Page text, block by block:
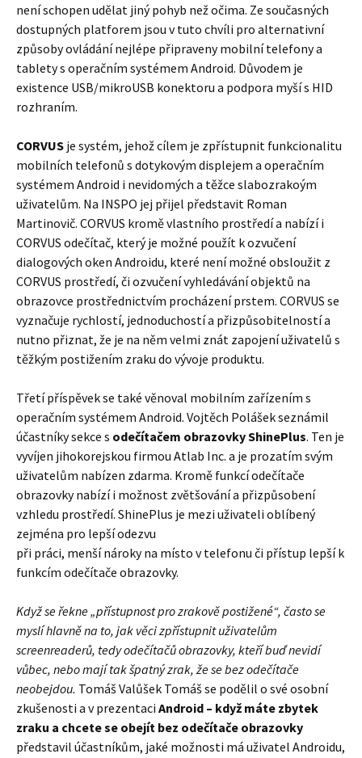
není schopen udělat jiný pohyb než očima. Ze současných
dostupných platforem jsou v tuto chvíli pro alternativní
způsoby ovládání nejlépe připraveny mobilní telefony a
tablety s operačním systémem Android. Důvodem je
existence USB/mikroUSB konektoru a podpora myší s HID
rozhraním.
CORVUS je systém, jehož cílem je zpřístupnit funkcionalitu
mobilních telefonů s dotykovým displejem a operačním
systémem Android i nevidomých a těžce slabozrakoým
uživatelům. Na INSPO jej přijel představit Roman
Martinovič. CORVUS kromě vlastního prostředí a nabízí i
CORVUS odečítač, který je možné použít k ozvučení
dialogových oken Androidu, které není možné obsloužit z
CORVUS prostředí, či ozvučení vyhledávání objektů na
obrazovce prostřednictvím procházení prstem. CORVUS se
vyznačuje rychlostí, jednoduchostí a přizpůsobitelností a
nutno přiznat, že je na něm velmi znát zapojení uživatelů s
těžkým postižením zraku do vývoje produktu.
Třetí příspěvek se také věnoval mobilním zařízením s
operačním systémem Android. Vojtěch Polášek seznámil
účastníky sekce s odečítačem obrazovky ShinePlus. Ten je
vyvíjen jihokorejskou firmou Atlab Inc. a je prozatím svým
uživatelům nabízen zdarma. Kromě funkcí odečítače
obrazovky nabízí i možnost zvětšování a přizpůsobení
vzhledu prostředí. ShinePlus je mezi uživateli oblíbený
zejména pro lepší odezvu
při práci, menší nároky na místo v telefonu či přístup lepší k
funkcím odečítače obrazovky.
Když se řekne „přístupnost pro zrakově postižené“, často se
myslí hlavně na to, jak věci zpřístupnit uživatelům
screenreaderů, tedy odečítačů obrazovky, kteří buď nevidí
vůbec, nebo mají tak špatný zrak, že se bez odečítače
neobejdou. Tomáš Valůšek Tomáš se podělil o své osobní
zkušenosti a v prezentaci Android – když máte zbytek
zraku a chcete se obejít bez odečítače obrazovky
představil účastníkům, jaké možnosti má uživatel Androidu,